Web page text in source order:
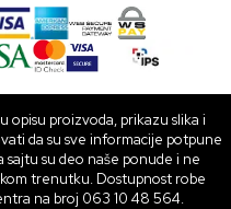
opisu proizvoda, prikazu slika i
da su sve informacije potpune
sajtu su deo naše ponude i ne
trenutku. Dostupnost robe
na broj 063 10 48 564.